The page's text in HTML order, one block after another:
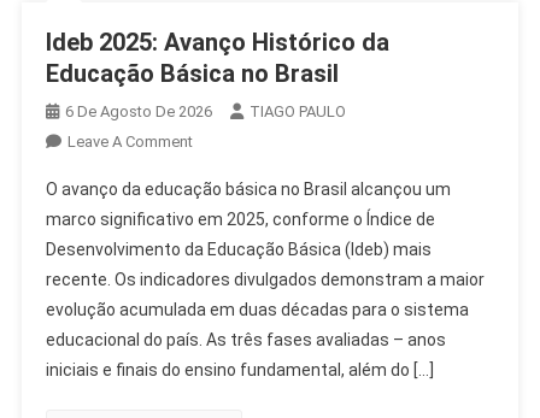
Ideb 2025: Avanço Histórico da
Educação Básica no Brasil
6 De Agosto De 2026
TIAGO PAULO
Leave A CommentOn
2025:
Avanço
Histórico
Da
Educação
Básica
No
O avanço da educação básica no Brasil alcançou um
marco significativo em 2025, conforme o Índice de
Desenvolvimento da Educação Básica (Ideb) mais
recente. Os indicadores divulgados demonstram a maior
evolução acumulada em duas décadas para o sistema
educacional do país. As três fases avaliadas – anos
iniciais e finais do ensino fundamental, além do […]